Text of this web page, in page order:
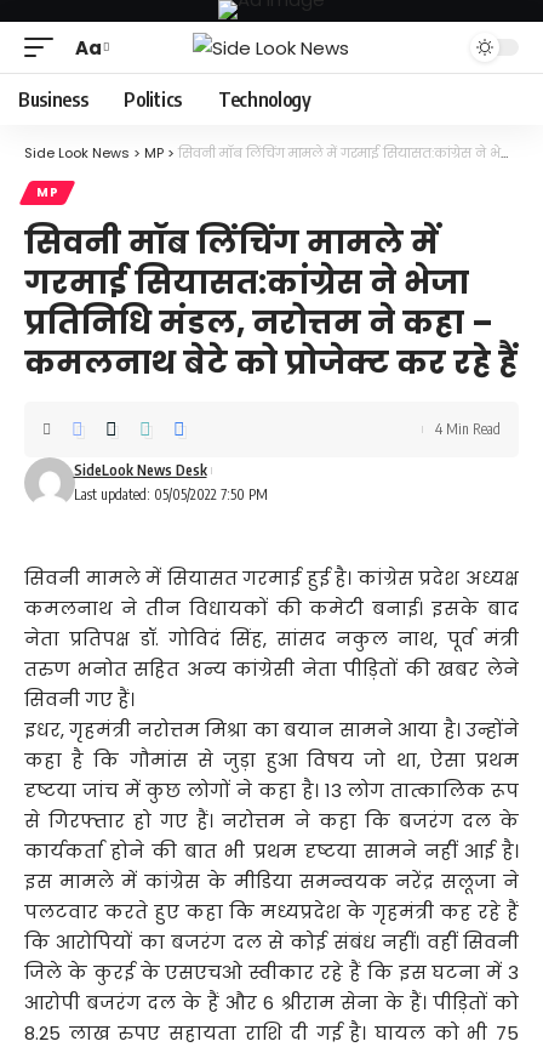
Font
Resizer
Aa
Business Politics Technology
Side Look News > MP > सिवनी मॉब लिंचिंग मामले में गरमाई सियासत:कांग्रेस ने भेजा प्रतिनिधि मंडल, नरोत्तम ने कहा – कमलनाथ बेटे को प्रोजेक्ट कर रहे हैं
MP
सिवनी मॉब लिंचिंग मामले में
गरमाई सियासत:कांग्रेस ने भेजा
प्रतिनिधि मंडल, नरोत्तम ने कहा –
कमलनाथ बेटे को प्रोजेक्ट कर रहे हैं
Last updated: 05/05/2022 7:50 PM
SideLook News Desk
4 Min Read
सिवनी मामले में सियासत गरमाई हुई है। कांग्रेस प्रदेश अध्यक्ष
कमलनाथ ने तीन विधायकों की कमेटी बनाई। इसके बाद
नेता प्रतिपक्ष डॉ. गोविदं सिंह, सांसद नकुल नाथ, पूर्व मंत्री
तरुण भनोत सहित अन्य कांग्रेसी नेता पीड़ितों की खबर लेने
सिवनी गए हैं।
इधर, गृहमंत्री नरोत्तम मिश्रा का बयान सामने आया है। उन्होंने
कहा है कि गौमांस से जुड़ा हुआ विषय जो था, ऐसा प्रथम
दृष्टया जांच में कुछ लोगों ने कहा है। 13 लोग तात्कालिक रूप
से गिरफ्तार हो गए हैं। नरोत्तम ने कहा कि बजरंग दल के
कार्यकर्ता होने की बात भी प्रथम दृष्टया सामने नहीं आई है।
इस मामले में कांग्रेस के मीडिया समन्वयक नरेंद्र सलूजा ने
पलटवार करते हुए कहा कि मध्यप्रदेश के गृहमंत्री कह रहे हैं
कि आरोपियों का बजरंग दल से कोई संबंध नहीं। वहीं सिवनी
जिले के कुरई के एसएचओ स्वीकार रहे हैं कि इस घटना में 3
आरोपी बजरंग दल के हैं और 6 श्रीराम सेना के हैं। पीड़ितों को
8.25 लाख रुपए सहायता राशि दी गई है। घायल को भी 75